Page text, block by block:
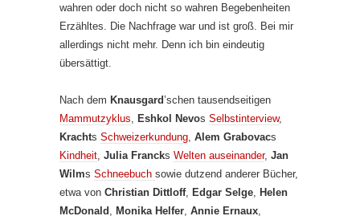
wahren oder doch nicht so wahren Begebenheiten
Erzähltes. Die Nachfrage war und ist groß. Bei mir
allerdings nicht mehr. Denn ich bin eindeutig
übersättigt.
Nach dem Knausgard’schen tausendseitigen
Mammutzyklus Eshkol Nevos Selbstinterview,
Krachts Schweizerkundung Alem Grabovacs
Kindheit Julia Francks Welten auseinander, Jan
Wilms Schneebuch sowie dutzend anderer Bücher,
etwa von Christian Dittloff, Edgar Selge Helen
McDonald Monika Helfer Annie Ernaux